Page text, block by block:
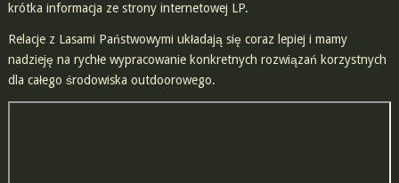
krótka informacja ze strony internetowej LP.
Relacje z Lasami Państwowymi układają się coraz lepiej i mamy
nadzieję na rychłe wypracowanie konkretnych rozwiązań korzystnych
dla całego środowiska outdoorowego.